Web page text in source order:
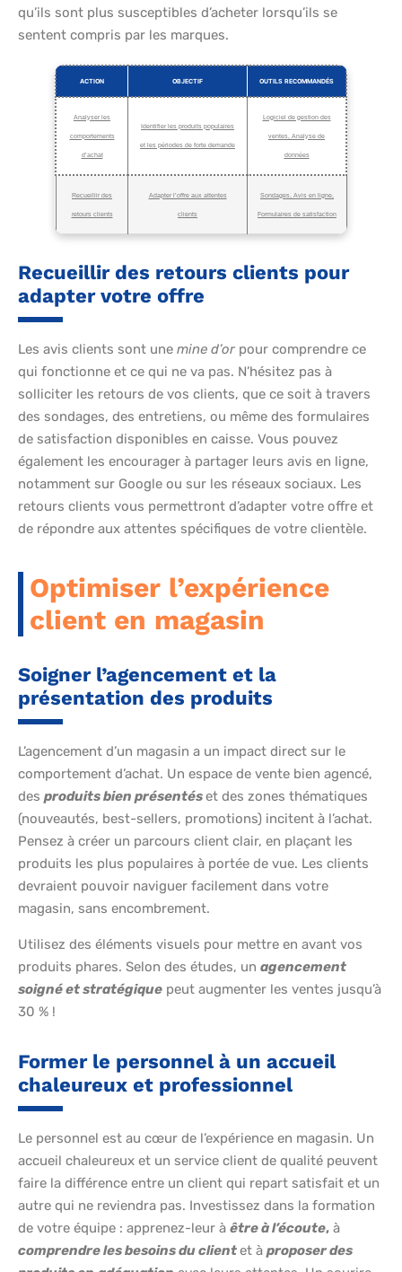
qu’ils sont plus susceptibles d’acheter lorsqu’ils se
sentent compris par les marques.
ACTION OBJECTIF OUTILS RECOMMANDÉS
Analyser les
comportements
d’achat
Identifier les produits populaires
et les périodes de forte demande
Logiciel de gestion des
ventes, Analyse de
données
Recueillir des
retours clients
Adapter l’offre aux attentes
clients
Sondages, Avis en ligne,
Formulaires de satisfaction
Recueillir des retours clients pour
adapter votre offre
Les avis clients sont une mine d’or pour comprendre ce
qui fonctionne et ce qui ne va pas. N’hésitez pas à
solliciter les retours de vos clients, que ce soit à travers
des sondages, des entretiens, ou même des formulaires
de satisfaction disponibles en caisse. Vous pouvez
également les encourager à partager leurs avis en ligne,
notamment sur Google ou sur les réseaux sociaux. Les
retours clients vous permettront d’adapter votre offre et
de répondre aux attentes spécifiques de votre clientèle.
Optimiser l’expérience
client en magasin
Soigner l’agencement et la
présentation des produits
L’agencement d’un magasin a un impact direct sur le
comportement d’achat. Un espace de vente bien agencé,
des produits bien présentéset des zones thématiques
(nouveautés, best-sellers, promotions) incitent à l’achat.
Pensez à créer un parcours client clair, en plaçant les
produits les plus populaires à portée de vue. Les clients
devraient pouvoir naviguer facilement dans votre
magasin, sans encombrement.
Utilisez des éléments visuels pour mettre en avant vos
produits phares. Selon des études, un agencement
soigné et stratégique peut augmenter les ventes jusqu’à
30 % !
Former le personnel à un accueil
chaleureux et professionnel
Le personnel est au cœur de l’expérience en magasin. Un
accueil chaleureux et un service client de qualité peuvent
faire la différence entre un client qui repart satisfait et un
autre qui ne reviendra pas. Investissez dans la formation
de votre équipe : apprenez-leur à être à l’écoute, à
comprendre les besoins du clientet à proposer des